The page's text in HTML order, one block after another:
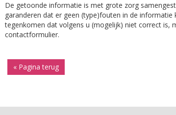
De getoonde informatie is met grote zorg
garanderen dat er geen (type)fouten in de informatie
tegenkomen dat volgens u (mogelijk) niet correct is,
contactformulier.
« Pagina terug